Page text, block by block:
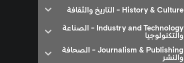
History & Culture - التاريخ والثقافة
Industry and Technology - الصناعة
والتكنولوجيا
Journalism & Publishing - الصحافة
والنشر